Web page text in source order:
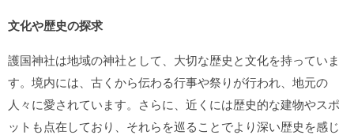
文化や歴史の探求
護国神社は地域の神社として、大切な歴史と文化を持っていま
す。境内には、古くから伝わる行事や祭りが行われ、地元の
人々に愛されています。さらに、近くには歴史的な建物やスポ
ットも点在しており、それらを巡ることでより深い歴史を感じ